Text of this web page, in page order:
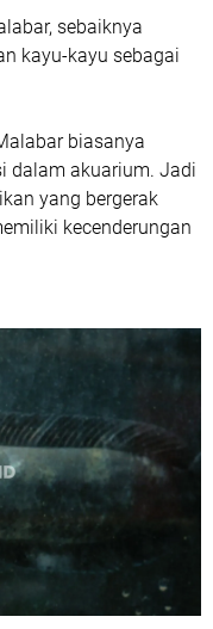
sebaiknya
kayu-kayu sebagai
biasanya
dalam akuarium. Jadi
yang bergerak
kecenderungan